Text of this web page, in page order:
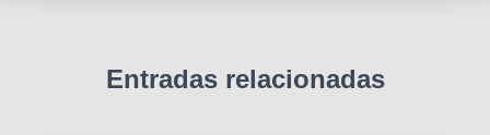
Entradas relacionadas